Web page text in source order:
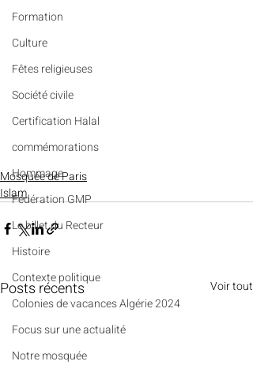
Formation
Culture
Fêtes religieuses
Société civile
Certification Halal
commémorations
Hommage
Fédération GMP
Le billet du Recteur
Histoire
Contexte politique
Colonies de vacances Algérie 2024
​​Focus sur une actualité
Notre mosquée
Mosquée de Paris
Islam
Posts récents Voir tout